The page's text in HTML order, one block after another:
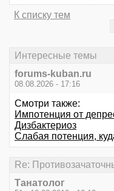
К списку тем
Интересные темы
forums-kuban.ru
08.08.2026 - 17:16
Смотри также:
Импотенция от
Дизбактериоз
Слабая потенция,
Re:
Танатолог